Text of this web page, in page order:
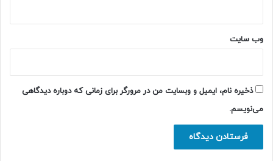
وب‌ سایت
ذخیره نام، ایمیل و وبسایت من در مرورگر برای زمانی که دوباره دیدگاهی
می‌نویسم.